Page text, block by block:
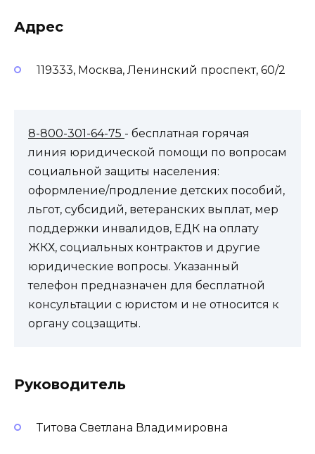
Адрес
119333, Москва, Ленинский проспект, 60/2
8-800-301-64-75 - бесплатная горячая
линия юридической помощи по вопросам
социальной защиты населения:
оформление/продление детских пособий,
льгот, субсидий, ветеранских выплат, мер
поддержки инвалидов, ЕДК на оплату
ЖКХ, социальных контрактов и другие
юридические вопросы. Указанный
телефон предназначен для бесплатной
консультации с юристом и не относится к
органу соцзащиты.
Руководитель
Титова Светлана Владимировна